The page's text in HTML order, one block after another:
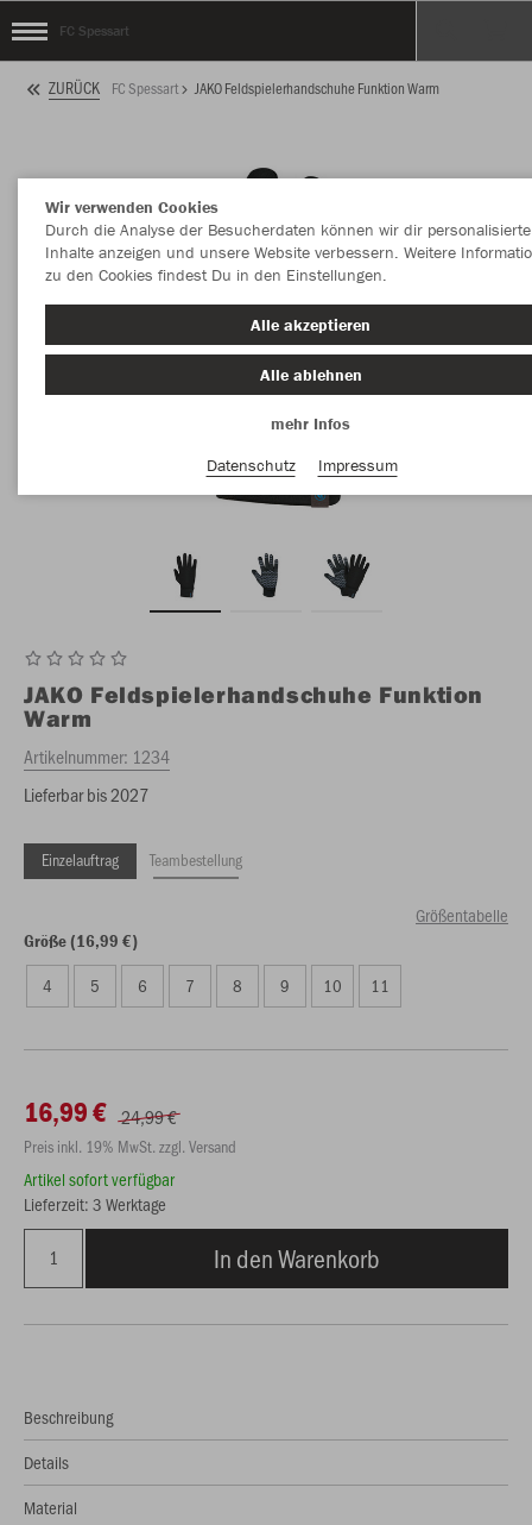
FC Spessart
ZURÜCK FC Spessart JAKO Feldspielerhandschuhe Funktion Warm
JAKO Feldspielerhandschuhe Funktion
Warm
Artikelnummer: 1234
Lieferbar bis 2027
Einzelauftrag Teambestellung
Größentabelle
Größe (16,99 €)
4 5 6 7 8 9 10 11
16,99 € 24,99 €
Preis inkl. 19% MwSt. zzgl. Versand
Artikel sofort verfügbar
Lieferzeit: 3 Werktage
In den Warenkorb
Beschreibung
Details
Material
Wir verwenden Cookies
Durch die Analyse der Besucherdaten können wir dir personalisierte
Inhalte anzeigen und unsere Website verbessern. Weitere
zu den Cookies findest Du in den Einstellungen.
Alle akzeptieren
Alle ablehnen
mehr Infos
Datenschutz
Impressum